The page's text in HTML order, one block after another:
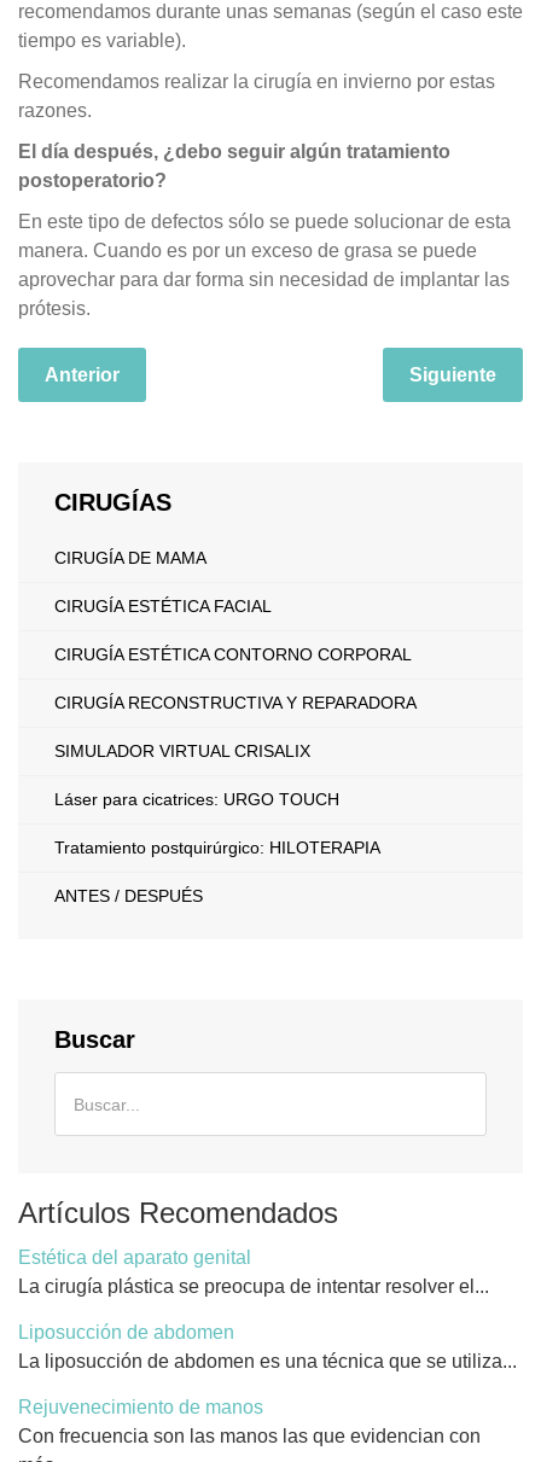
recomendamos durante unas semanas (según el caso este
tiempo es variable).
Recomendamos realizar la cirugía en invierno por estas
razones.
El día después, ¿debo seguir algún tratamiento
postoperatorio?
En este tipo de defectos sólo se puede solucionar de esta
manera. Cuando es por un exceso de grasa se puede
aprovechar para dar forma sin necesidad de implantar las
prótesis.
Anterior Siguiente
CIRUGÍAS
CIRUGÍA DE MAMA
CIRUGÍA ESTÉTICA FACIAL
CIRUGÍA ESTÉTICA CONTORNO CORPORAL
CIRUGÍA RECONSTRUCTIVA Y REPARADORA
SIMULADOR VIRTUAL CRISALIX
Láser para cicatrices: URGO TOUCH
Tratamiento postquirúrgico: HILOTERAPIA
ANTES / DESPUÉS
Buscar
Artículos Recomendados
Estética del aparato genital
La cirugía plástica se preocupa de intentar resolver el...
Liposucción de abdomen
La liposucción de abdomen es una técnica que se utiliza...
Rejuvenecimiento de manos
Con frecuencia son las manos las que evidencian con